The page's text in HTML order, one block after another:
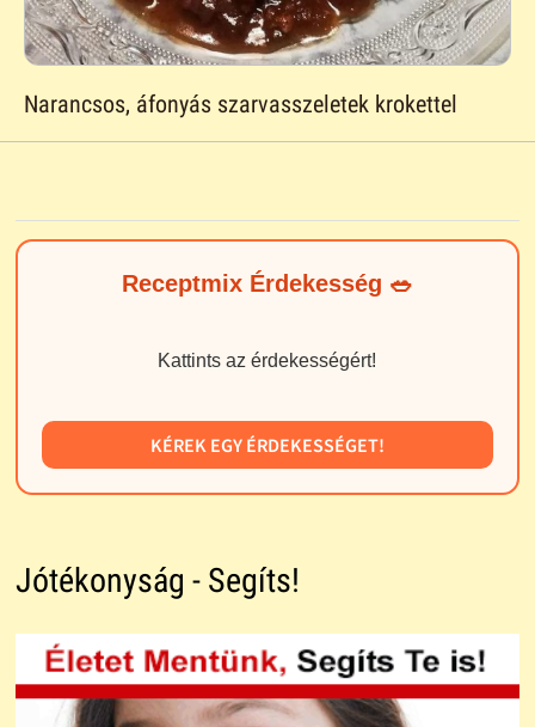
Narancsos, áfonyás szarvasszeletek krokettel
Receptmix Érdekesség 🥗
Kattints az érdekességért!
KÉREK EGY ÉRDEKESSÉGET!
Jótékonyság - Segíts!